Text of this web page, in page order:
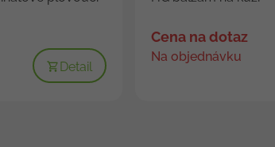
Detail
Cena na dotaz
Na objednávku